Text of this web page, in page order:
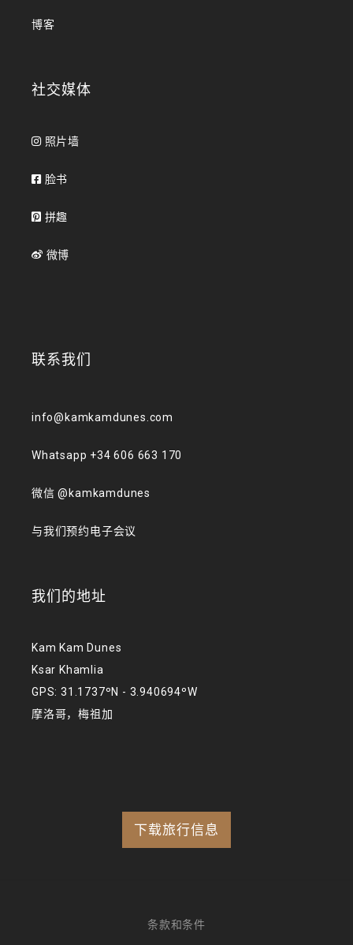
博客
社交媒体
照片墙
脸书
拼趣
微博
联系我们
info@kamkamdunes.com
Whatsapp +34 606 663 170
微信 @kamkamdunes
与我们预约电子会议
我们的地址
Kam Kam Dunes
Ksar Khamlia
GPS: 31.1737ºN - 3.940694ºW
摩洛哥，梅祖加
下载旅行信息
条款和条件